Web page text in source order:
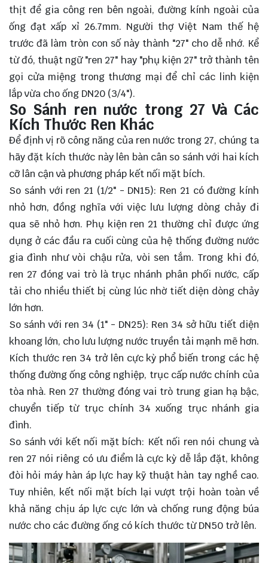
thịt để gia công ren bên ngoài, đường kính ngoài của
ống đạt xấp xỉ 26.7mm. Người thợ Việt Nam thế hệ
trước đã làm tròn con số này thành "27" cho dễ nhớ. Kể
từ đó, thuật ngữ "ren 27" hay "phụ kiện 27" trở thành tên
gọi cửa miệng trong thương mại để chỉ các linh kiện
lắp vừa cho ống DN20 (3/4").
So Sánh ren nước trong 27 Và Các
Kích Thước Ren Khác
Để định vị rõ công năng của ren nước trong 27, chúng ta
hãy đặt kích thước này lên bàn cân so sánh với hai kích
cỡ lân cận và phương pháp kết nối mặt bích.
So sánh với ren 21 (1/2" - DN15): Ren 21 có đường kính
nhỏ hơn, đồng nghĩa với việc lưu lượng dòng chảy đi
qua sẽ nhỏ hơn. Phụ kiện ren 21 thường chỉ được ứng
dụng ở các đầu ra cuối cùng của hệ thống đường nước
gia đình như vòi chậu rửa, vòi sen tắm. Trong khi đó,
ren 27 đóng vai trò là trục nhánh phân phối nước, cấp
tải cho nhiều thiết bị cùng lúc nhờ tiết diện dòng chảy
lớn hơn.
So sánh với ren 34 (1" - DN25): Ren 34 sở hữu tiết diện
khoang lớn, cho lưu lượng nước truyền tải mạnh mẽ hơn.
Kích thước ren 34 trở lên cực kỳ phổ biến trong các hệ
thống đường ống công nghiệp, trục cấp nước chính của
tòa nhà. Ren 27 thường đóng vai trò trung gian hạ bậc,
chuyển tiếp từ trục chính 34 xuống trục nhánh gia
đình.
So sánh với kết nối mặt bích: Kết nối ren nói chung và
ren 27 nói riêng có ưu điểm là cực kỳ dễ lắp đặt, không
đòi hỏi máy hàn áp lực hay kỹ thuật hàn tay nghề cao.
Tuy nhiên, kết nối mặt bích lại vượt trội hoàn toàn về
khả năng chịu áp lực cực lớn và chống rung động búa
nước cho các đường ống có kích thước từ DN50 trở lên.